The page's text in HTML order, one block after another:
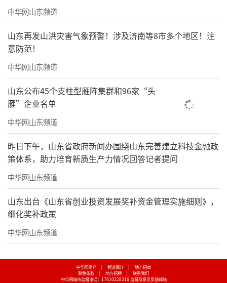
中华网山东频道
山东再发山洪灾害气象预警！涉及济南等8市多个地区！注
意防范！
中华网山东频道
山东公布45个支柱型雁阵集群和96家“头
雁”企业名单
中华网山东频道
昨日下午，山东省政府新闻办围绕山东完善建立科技金融政
策体系，助力培育新质生产力情况回答记者提问
中华网山东频道
山东出台《山东省创业投资发展奖补资金管理实施细则》，
细化奖补政策
中华网山东频道
中华网简介 | 频道简介 |
地方招商
豁免条款
| 地方招聘 |
联系我们
中华网城市监督电话：17610228316 监督及意见反馈邮箱